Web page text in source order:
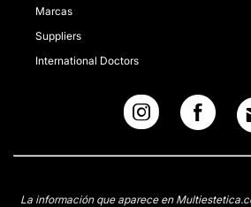
Marcas
Suppliers
International Doctors
La información que aparece en